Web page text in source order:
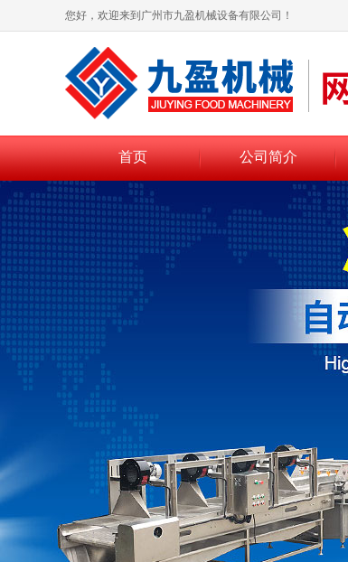
您好，欢迎来到广州市九盈机械设备有限公司！
首页 公司简介